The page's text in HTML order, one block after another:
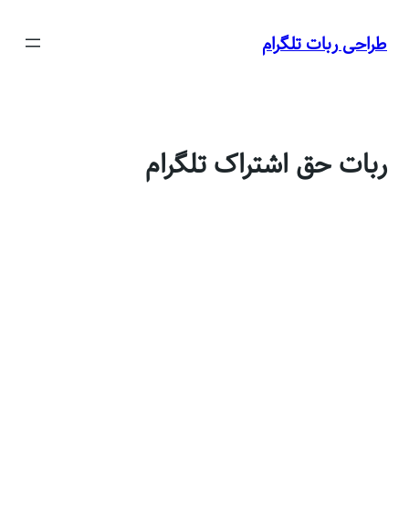
محتوا
طراحی ربات تلگرام
ربات حق اشتراک تلگرام